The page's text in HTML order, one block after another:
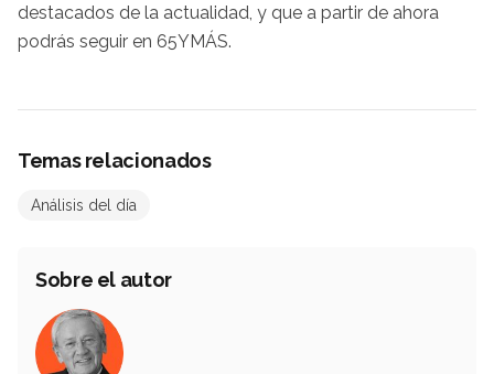
destacados de la actualidad, y que a partir de ahora
podrás seguir en 65YMÁS.
Temas relacionados
Análisis del día
Sobre el autor